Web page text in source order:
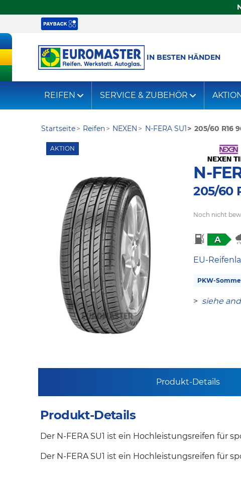
IN BESTEN HÄNDEN
REIFEN SERVICE & ZUBEHÖR
Startseite Reifen NEXEN N-FERA SU1 205/60 R16
AKTION
N-
205/60
Noch nicht
A
EU-
PKW-
> siehe
Produkt-Details
Produkt-Details
Der N-FERA SU1 ist ein Hochleistungsreifen für
Der N-FERA SU1 ist ein Hochleistungsreifen für